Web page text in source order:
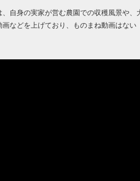
自身の実家が営む農園での収穫風景や、
などを上げており、ものまね動画はない